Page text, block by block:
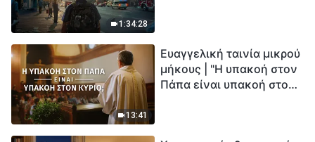
1:34:28
εξαφάνισης». Οι
καταστροφές χτυπούν.
Ξεκινά η αντίστροφη
13:41
Ευαγγελική ταινία μικρού
μήκους | "Η υπακοή στον
Πάπα είναι υπακοή στον